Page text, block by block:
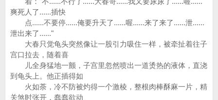
爽死人了......插快
点......不要停......俺要升天了......喔......来了来了......泄......
泄出来了......"
大春只觉龟头突然像让一股引力吸住一样，被牵扯着往子
宫口拉去，随着喜
儿全身猛地一颤，子宫里忽然喷出一道烫热的液体，直浇
到龟头上。他正插得如
火如荼，冷不防被灼得一个激棱，整根肉棒酥麻一片，精
关煞时张开，蠢蠢欲动